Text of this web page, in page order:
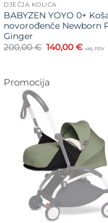
DJEČJA KOLICA
BABYZEN YOYO 0+
novorođenče Newborn
Ginger
200,00€ Izvorna
cijena
200,00 €.
140,00€
cijena
uklj. PDV
Promocija